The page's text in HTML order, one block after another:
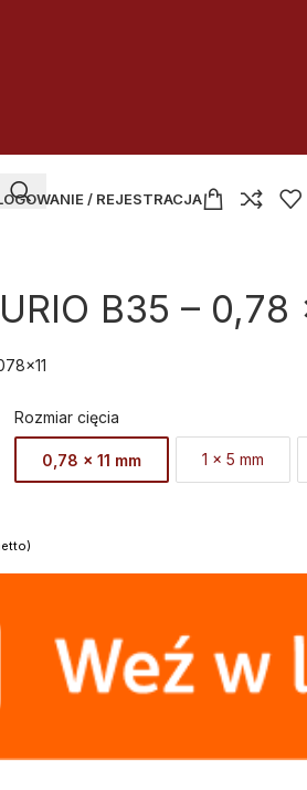
/ REJESTRACJA
B35 – 0,78
Rozmiar cięcia
0,78 x 11 mm 1 x 5 mm